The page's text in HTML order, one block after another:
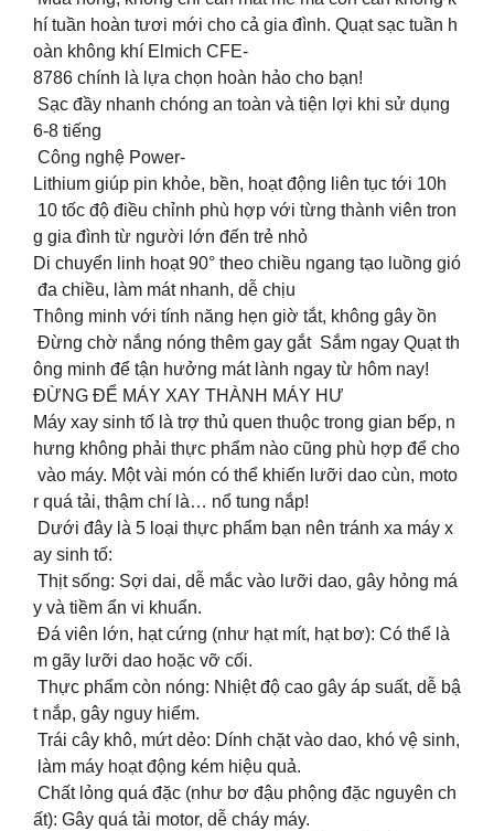
hí tuần hoàn tươi mới cho cả gia đình. Quạt sạc tuần h
oàn không khí Elmich CFE-
8786 chính là lựa chọn hoàn hảo cho bạn!
Sạc đầy nhanh chóng an toàn và tiện lợi khi sử dụng
6-8 tiếng
Công nghệ Power-
Lithium giúp pin khỏe, bền, hoạt động liên tục tới 10h
10 tốc độ điều chỉnh phù hợp với từng thành viên tron
g gia đình từ người lớn đến trẻ nhỏ
Di chuyển linh hoạt 90° theo chiều ngang tạo luồng gió
đa chiều, làm mát nhanh, dễ chịu
Thông minh với tính năng hẹn giờ tắt, không gây ồn
Đừng chờ nắng nóng thêm gay gắt Sắm ngay Quạt th
ông minh để tận hưởng mát lành ngay từ hôm nay!
ĐỪNG ĐỂ MÁY XAY THÀNH MÁY HƯ
Máy xay sinh tố là trợ thủ quen thuộc trong gian bếp, n
hưng không phải thực phẩm nào cũng phù hợp để cho
vào máy. Một vài món có thể khiến lưỡi dao cùn, moto
r quá tải, thậm chí là… nổ tung nắp!
Dưới đây là 5 loại thực phẩm bạn nên tránh xa máy x
ay sinh tố:
Thịt sống: Sợi dai, dễ mắc vào lưỡi dao, gây hỏng má
y và tiềm ẩn vi khuẩn.
Đá viên lớn, hạt cứng (như hạt mít, hạt bơ): Có thể là
m gãy lưỡi dao hoặc vỡ cối.
Thực phẩm còn nóng: Nhiệt độ cao gây áp suất, dễ bậ
t nắp, gây nguy hiểm.
Trái cây khô, mứt dẻo: Dính chặt vào dao, khó vệ sinh,
làm máy hoạt động kém hiệu quả.
Chất lỏng quá đặc (như bơ đậu phộng đặc nguyên ch
ất): Gây quá tải motor, dễ cháy máy.